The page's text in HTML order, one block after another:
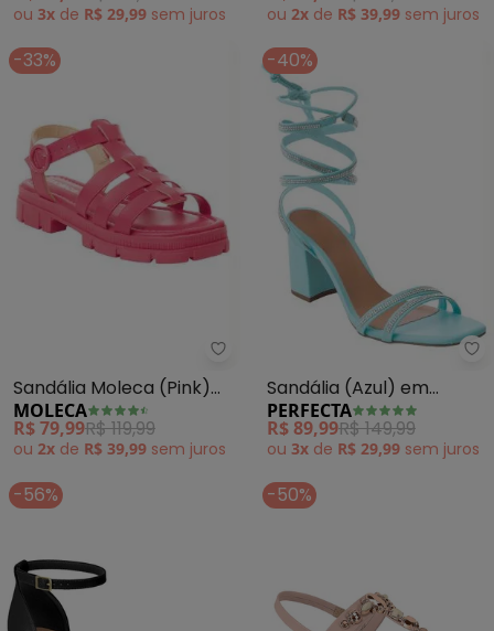
ou 3x de R$ 29,99 sem juros ou 2x de R$ 39,99 sem juros
-33%
Moleca - Sandália Moleca
Sandália Moleca (Pink)
em Sintético
MOLECA
R$ 79,99R$ 119,99
ou 2x de R$ 39,99 sem juros
-40%
Sandália (Azul) em
Sintético
PERFECTA
R$ 89,99R$ 149,99
ou 3x de R$ 29,99 sem juros
-56% -50%